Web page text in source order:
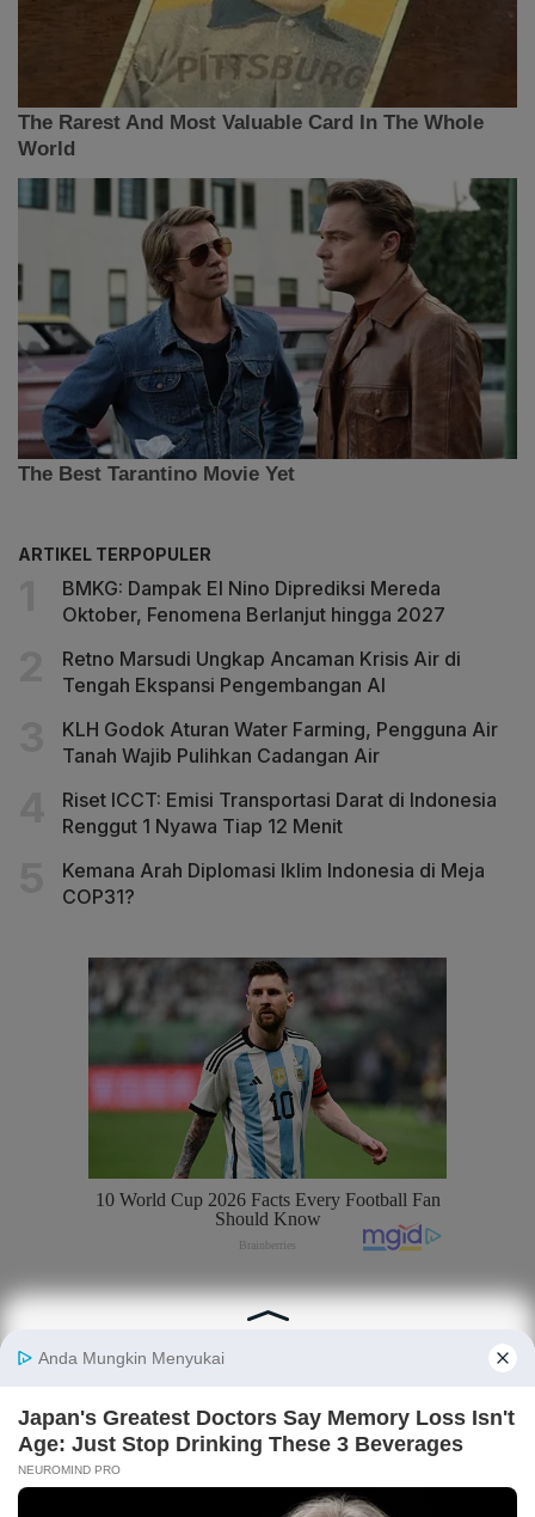
ARTIKEL TERPOPULER
BMKG: Dampak El Nino Diprediksi Mereda
Oktober, Fenomena Berlanjut hingga 2027
Retno Marsudi Ungkap Ancaman Krisis Air di
Tengah Ekspansi Pengembangan AI
KLH Godok Aturan Water Farming, Pengguna Air
Tanah Wajib Pulihkan Cadangan Air
Riset ICCT: Emisi Transportasi Darat di Indonesia
Renggut 1 Nyawa Tiap 12 Menit
Kemana Arah Diplomasi Iklim Indonesia di Meja
COP31?